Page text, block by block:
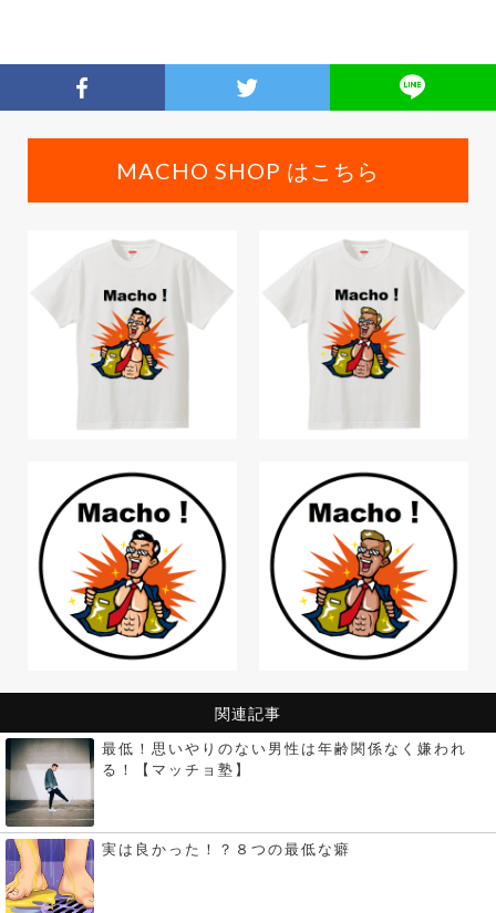
MACHO SHOP はこちら
関連記事
最低！思いやりのない男性は年齢関係なく嫌われ
る！【マッチョ塾】
実は良かった！？８つの最低な癖